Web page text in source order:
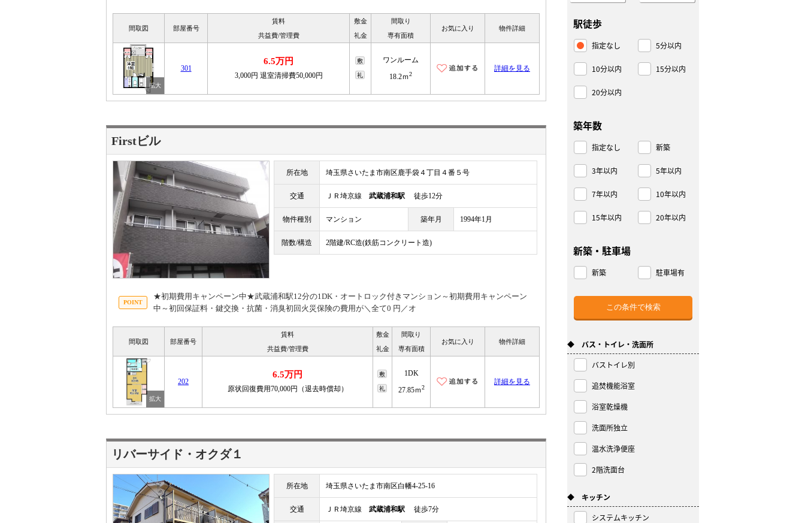
間取図 部屋番号
賃料
共益費/管理費
敷金
礼金
間取り
専有面積
お気に入り 物件詳細
301
6.5万円
3,000円 退室清掃費50,000円
敷
礼
ワンルーム
18.2ｍ2
詳細を見る
Firstビル
所在地 埼玉県さいたま市南区鹿手袋４丁目４番５号
交通 ＪＲ埼京線 武蔵浦和駅 徒歩12分
物件種別 マンション 築年月 1994年1月
階数/構造 2階建/RC造(鉄筋コンクリート造)
★初期費用キャンペーン中★武蔵浦和駅12分の1DK・オートロック付きマンション～初期費用キャンペーン
中～初回保証料・鍵交換・抗菌・消臭初回火災保険の費用が＼全て0 円／オ
間取図 部屋番号
賃料
共益費/管理費
敷金
礼金
間取り
専有面積
お気に入り 物件詳細
202
6.5万円
原状回復費用70,000円（退去時償却）
敷
礼
1DK
27.85ｍ2
詳細を見る
リバーサイド・オクダ１
所在地 埼玉県さいたま市南区白幡4-25-16
交通 ＪＲ埼京線 武蔵浦和駅 徒歩7分
駅徒歩
指定なし 5分以内
10分以内 15分以内
20分以内
築年数
指定なし 新築
3年以内 5年以内
7年以内 10年以内
15年以内 20年以内
新築・駐車場
新築 駐車場有
◆ バス・トイレ・洗面所
バストイレ別
追焚機能浴室
浴室乾燥機
洗面所独立
温水洗浄便座
2階洗面台
◆ キッチン
システムキッチン